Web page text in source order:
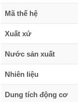
Mã thế hệ
Xuất xứ
Nước sản xuất
Nhiên liệu
Dung tích động cơ